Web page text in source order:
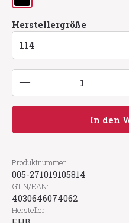
schwarz
Herstellergröße
Produkt Anzahl:
In den
Produktnummer:
005-271019105814
GTIN/EAN:
4030646074062
Hersteller: